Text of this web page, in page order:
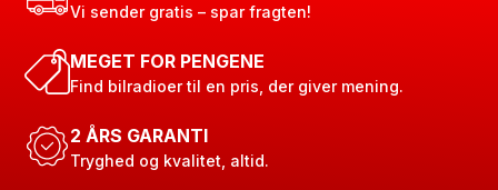
Vi sender gratis – spar fragten!
MEGET FOR PENGENE
Find bilradioer til en pris, der giver mening.
2 ÅRS GARANTI
Tryghed og kvalitet, altid.